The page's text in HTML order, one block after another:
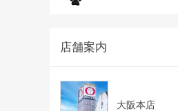
店舗案内
大阪本店